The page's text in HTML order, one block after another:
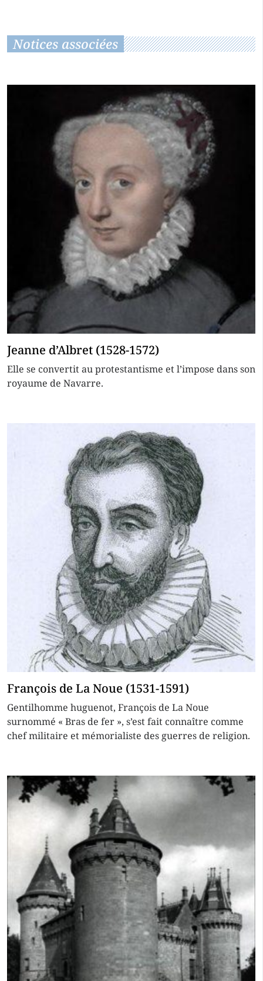
Notices associées
Jeanne d’Albret (1528-1572)
Elle se convertit au protestantisme et l’impose dans son
royaume de Navarre.
François de La Noue (1531-1591)
Gentilhomme huguenot, François de La Noue
surnommé « Bras de fer », s’est fait connaître comme
chef militaire et mémorialiste des guerres de religion.